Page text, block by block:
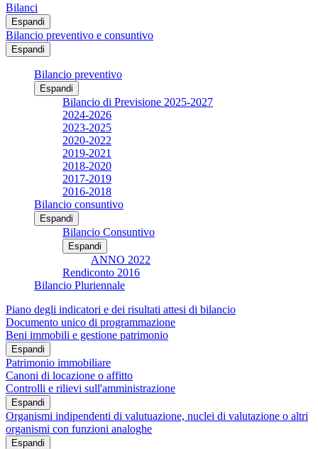
Bilanci
Espandi
Bilancio preventivo e consuntivo
Espandi
Bilancio preventivo
Espandi
Bilancio di Previsione 2025-2027
2024-2026
2023-2025
2020-2022
2019-2021
2018-2020
2017-2019
2016-2018
Bilancio consuntivo
Espandi
Bilancio Consuntivo
Espandi
ANNO 2022
Rendiconto 2016
Bilancio Pluriennale
Piano degli indicatori e dei risultati attesi di bilancio
Documento unico di programmazione
Beni immobili e gestione patrimonio
Espandi
Patrimonio immobiliare
Canoni di locazione o affitto
Controlli e rilievi sull'amministrazione
Espandi
Organismi indipendenti di valutuazione, nuclei di valutazione o altri
organismi con funzioni analoghe
Espandi